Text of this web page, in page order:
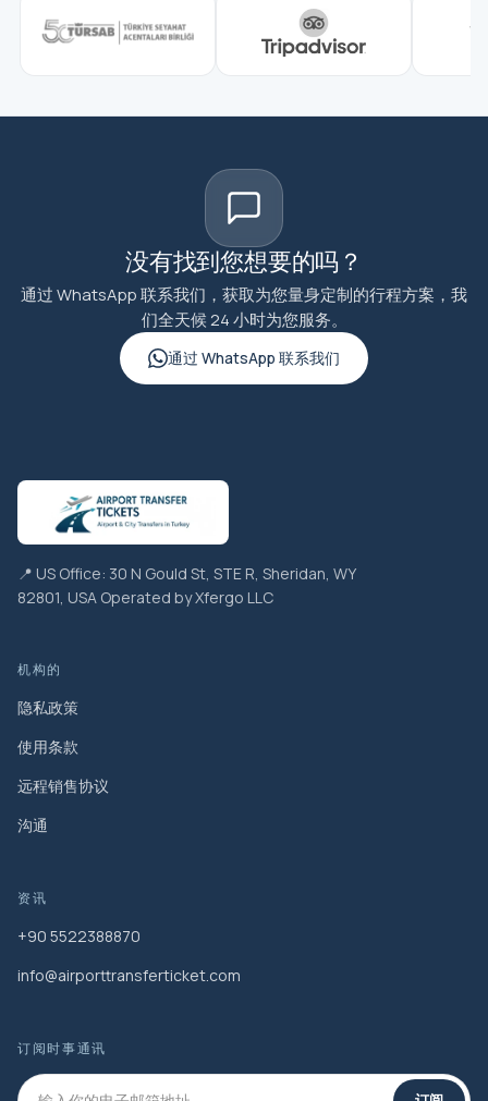
没有找到您想要的吗？
通过 WhatsApp 联系我们，获取为您量身定制的行程方案，我
们全天候 24 小时为您服务。
通过 WhatsApp 联系我们
📍 US Office: 30 N Gould St, STE R, Sheridan, WY
82801, USA Operated by Xfergo LLC
机构的
隐私政策
使用条款
远程销售协议
沟通
资讯
+90 5522388870
info@airporttransferticket.com
订阅时事通讯